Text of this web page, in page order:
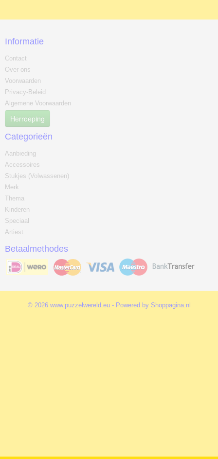
Informatie
Contact
Over ons
Voorwaarden
Privacy-Beleid
Algemene Voorwaarden
Herroeping
Categorieën
Aanbieding
Accessoires
Stukjes (Volwassenen)
Merk
Thema
Kinderen
Speciaal
Artiest
Betaalmethodes
© 2026 www.puzzelwereld.eu - Powered by Shoppagina.nl